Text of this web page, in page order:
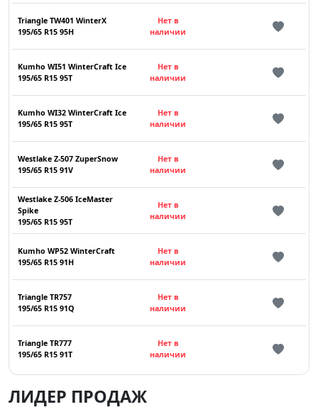
Triangle TW401 WinterX
195/65 R15 95H
Нет в
наличии
Kumho WI51 WinterCraft Ice
195/65 R15 95T
Нет в
наличии
Kumho WI32 WinterCraft Ice
195/65 R15 95T
Нет в
наличии
Westlake Z-507 ZuperSnow
195/65 R15 91V
Нет в
наличии
Westlake Z-506 IceMaster
Spike
195/65 R15 95T
Нет в
наличии
Kumho WP52 WinterCraft
195/65 R15 91H
Нет в
наличии
Triangle TR757
195/65 R15 91Q
Нет в
наличии
Triangle TR777
195/65 R15 91T
Нет в
наличии
ЛИДЕР ПРОДАЖ